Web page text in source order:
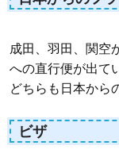
成田、羽田、関空
への直行便が出て
どちらも日本から
ビザ